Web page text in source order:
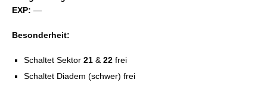
EXP: —
Besonderheit:
Schaltet Sektor 21 & 22 frei
Schaltet Diadem (schwer) frei